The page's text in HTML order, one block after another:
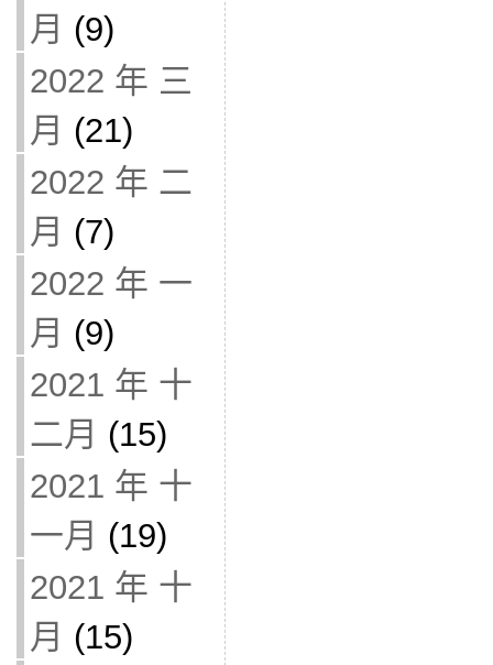
月 (9)
2022 年 三
月 (21)
2022 年 二
月 (7)
2022 年 一
月 (9)
2021 年 十
二月 (15)
2021 年 十
一月 (19)
2021 年 十
月 (15)